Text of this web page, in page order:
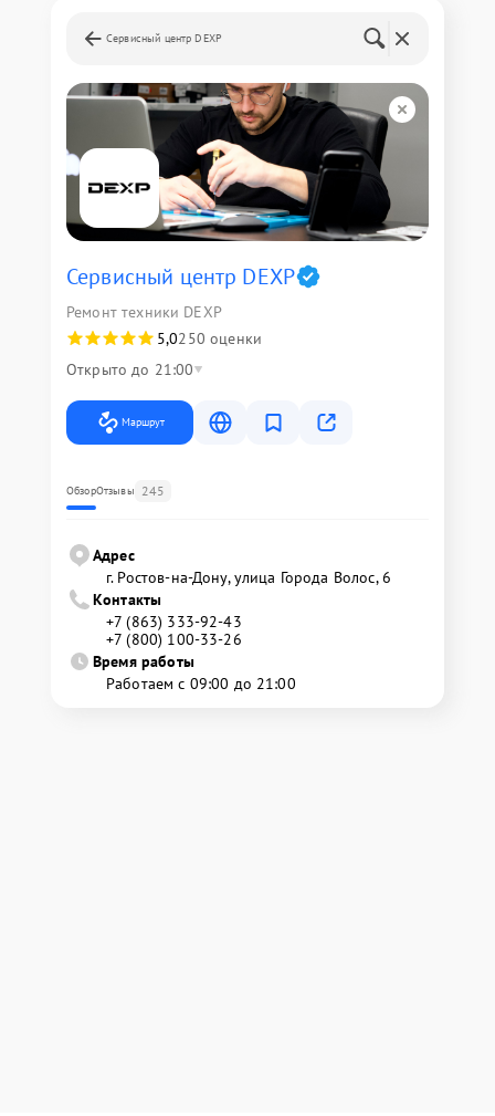
Сервисный центр DEXP
Сервисный центр DEXP
Ремонт техники DEXP
5,0250 оценки
Открыто до 21:00
Маршрут
ОбзорОтзывы 245
Адрес
г. Ростов-на-Дону, улица Города Волос, 6
Контакты
+7 (863) 333-92-43
+7 (800) 100-33-26
Время работы
Работаем с 09:00 до 21:00